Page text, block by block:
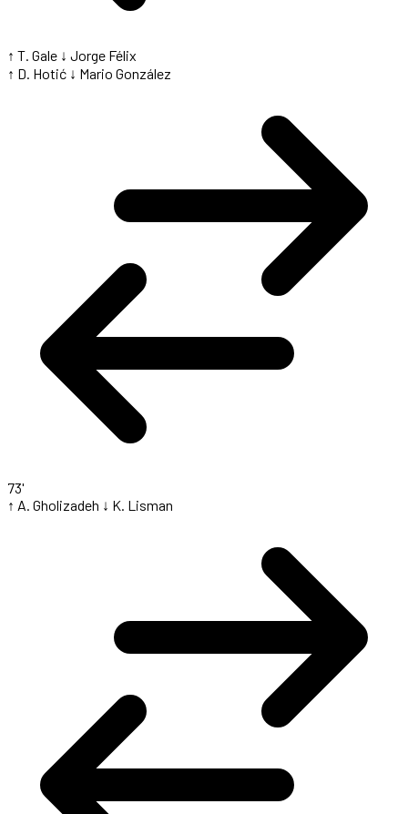
↑ T. Gale ↓ Jorge Félix
↑ D. Hotić ↓ Mario González
73'
↑ A. Gholizadeh ↓ K. Lisman